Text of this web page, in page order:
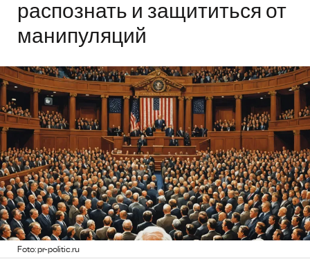
распознать и защититься от
манипуляций
Foto: pr-politic.ru